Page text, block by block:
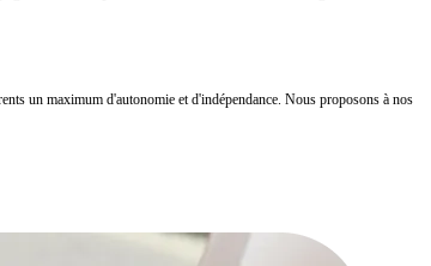
un maximum d'autonomie et d'indépendance. Nous proposons à nos